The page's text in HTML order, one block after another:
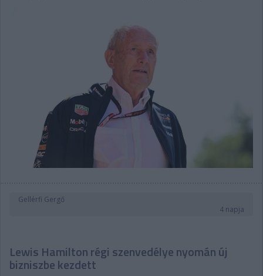
Gellérfi Gergő
4 napja
Lewis Hamilton régi szenvedélye nyomán új
bizniszbe kezdett